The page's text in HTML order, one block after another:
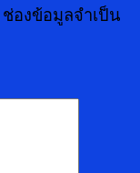
ช่องข้อมูลจำเป็น